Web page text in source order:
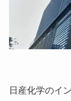
日産化学のイ